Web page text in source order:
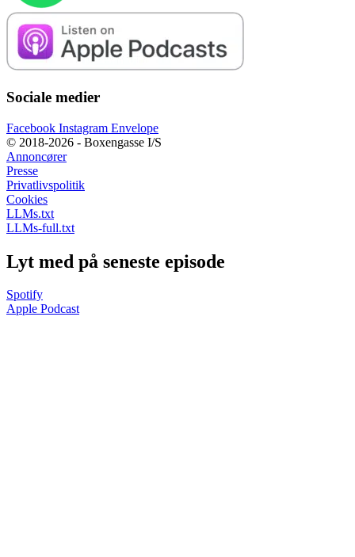
Sociale medier
Facebook Instagram Envelope
© 2018-2026 - Boxengasse I/S
Annoncører
Presse
Privatlivspolitik
Cookies
LLMs.txt
LLMs-full.txt
Lyt med på seneste episode
Spotify
Apple Podcast